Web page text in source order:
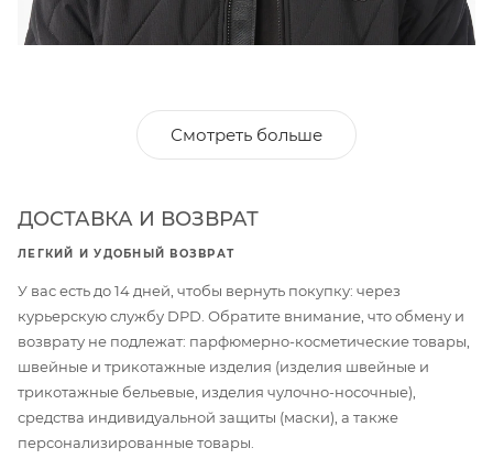
Смотреть больше
ДОСТАВКА И ВОЗВРАТ
ЛЕГКИЙ И УДОБНЫЙ ВОЗВРАТ
У вас есть до 14 дней, чтобы вернуть покупку: через
курьерскую службу DPD. Обратите внимание, что обмену и
возврату не подлежат: парфюмерно-косметические товары,
швейные и трикотажные изделия (изделия швейные и
трикотажные бельевые, изделия чулочно-носочные),
средства индивидуальной защиты (маски), а также
персонализированные товары.